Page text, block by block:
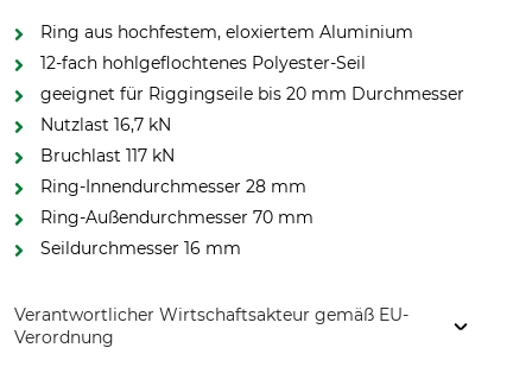
Ring aus hochfestem, eloxiertem Aluminium
12-fach hohlgeflochtenes Polyester-Seil
geeignet für Riggingseile bis 20 mm Durchmesser
Nutzlast 16,7 kN
Bruchlast 117 kN
Ring-Innendurchmesser 28 mm
Ring-Außendurchmesser 70 mm
Seildurchmesser 16 mm
Verantwortlicher Wirtschaftsakteur gemäß EU-
Verordnung